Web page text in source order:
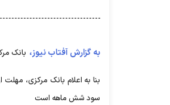
به گزارش آفتاب نیوز، بانک مرکزی
سود شش ماهه است